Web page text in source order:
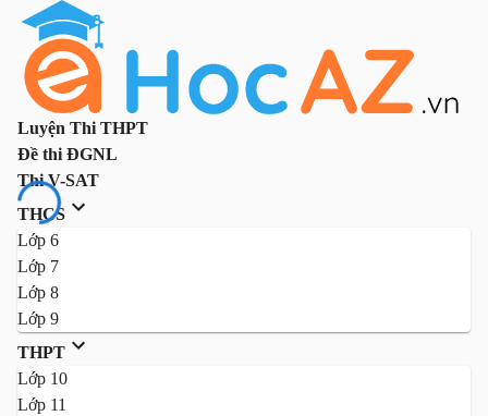
Luyện Thi THPT
Đề thi ĐGNL
Thi V-SAT
THCS
Lớp 6
Lớp 7
Lớp 8
Lớp 9
THPT
Lớp 10
Lớp 11